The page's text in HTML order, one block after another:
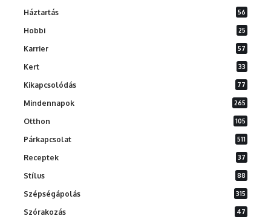
Háztartás 56
Hobbi 25
Karrier 57
Kert 33
Kikapcsolódás 77
Mindennapok 265
Otthon 105
Párkapcsolat 511
Receptek 37
Stílus 88
Szépségápolás 315
Szórakozás 47